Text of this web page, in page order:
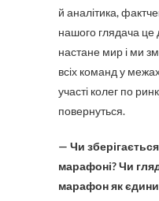
й аналітика,
нашого глядача
настане мир і ми
всіх команд у
участі колег по
повернуться.
— Чи
марафоні? Чи
марафон як